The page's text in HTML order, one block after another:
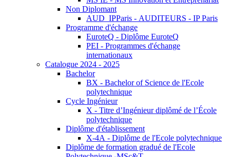
Non Diplomant
AUD_IPParis - AUDITEURS - IP Paris
Programme d'échange
EuroteQ - Diplôme EuroteQ
PEI - Programmes d'échange
internationaux
Catalogue 2024 - 2025
Bachelor
BX - Bachelor of Science de l'Ecole
polytechnique
Cycle Ingénieur
X - Titre d’Ingénieur diplômé de l’École
polytechnique
Diplôme d'établissement
X-4A - Diplôme de l'Ecole polytechnique
Diplôme de formation gradué de l'Ecole